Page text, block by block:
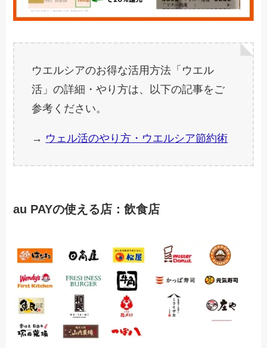
ウエルシアのお得な活用方法「ウエル
活」の詳細・やり方は、以下の記事をご
参考ください。
→ ウェル活のやり方・ウエルシア節約術
au PAYの使える店：飲食店